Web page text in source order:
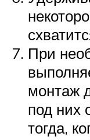
При
монтаж
под них
тогда,